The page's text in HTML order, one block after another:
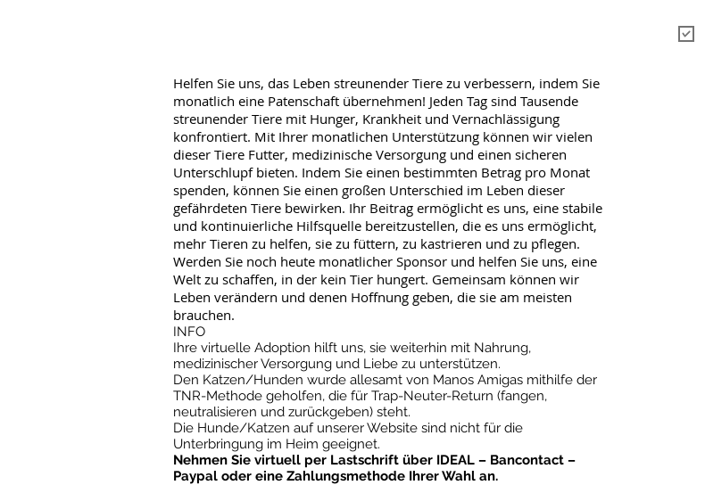
Helfen Sie uns, das Leben streunender Tiere zu verbessern, indem Sie
monatlich eine Patenschaft übernehmen! Jeden Tag sind Tausende
streunender Tiere mit Hunger, Krankheit und Vernachlässigung
konfrontiert. Mit Ihrer monatlichen Unterstützung können wir vielen
dieser Tiere Futter, medizinische Versorgung und einen sicheren
Unterschlupf bieten. Indem Sie einen bestimmten Betrag pro Monat
spenden, können Sie einen großen Unterschied im Leben dieser
gefährdeten Tiere bewirken. Ihr Beitrag ermöglicht es uns, eine stabile
und kontinuierliche Hilfsquelle bereitzustellen, die es uns ermöglicht,
mehr Tieren zu helfen, sie zu füttern, zu kastrieren und zu pflegen.
Werden Sie noch heute monatlicher Sponsor und helfen Sie uns, eine
Welt zu schaffen, in der kein Tier hungert. Gemeinsam können wir
Leben verändern und denen Hoffnung geben, die sie am meisten
brauchen.
INFO
Ihre virtuelle Adoption hilft uns, sie weiterhin mit Nahrung,
medizinischer Versorgung und Liebe zu unterstützen.
Den Katzen/Hunden wurde allesamt von Manos Amigas mithilfe der
TNR-Methode geholfen, die für Trap-Neuter-Return (fangen,
neutralisieren und zurückgeben) steht.
Die Hunde/Katzen auf unserer Website sind nicht für die
Unterbringung im Heim geeignet.
Nehmen Sie virtuell per Lastschrift über IDEAL – Bancontact –
Paypal oder eine Zahlungsmethode Ihrer Wahl an.